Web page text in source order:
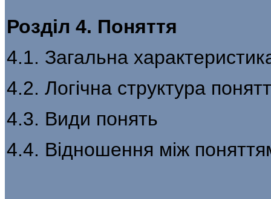
Розділ 4. Поняття
4.1. Загальна
4.2. Логічна структура
4.3. Види понять
4.4. Відношення між